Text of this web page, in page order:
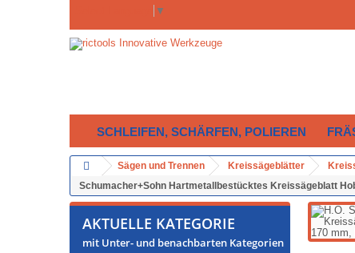
▼
SCHLEIFEN, SCHÄRFEN, POLIEREN
Sägen und Trennen Kreissägeblätter
Schumacher+Sohn Hartmetallbestücktes Kreissägeblatt
AKTUELLE KATEGORIE
mit Unter- und benachbarten Kategorien